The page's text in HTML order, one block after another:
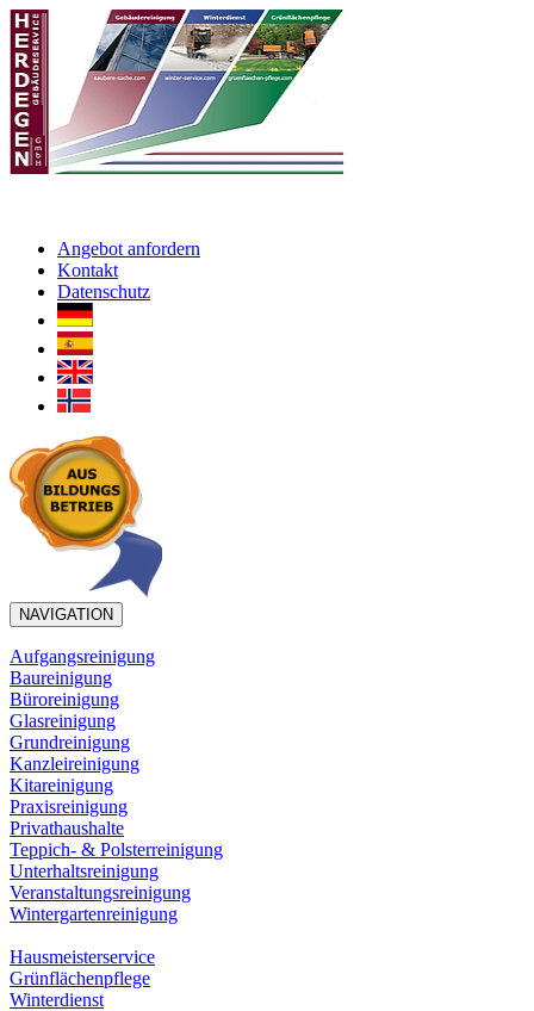
Angebot anfordern
Kontakt
Datenschutz
NAVIGATION
Aufgangsreinigung
Baureinigung
Büroreinigung
Glasreinigung
Grundreinigung
Kanzleireinigung
Kitareinigung
Praxisreinigung
Privathaushalte
Teppich- & Polsterreinigung
Unterhaltsreinigung
Veranstaltungsreinigung
Wintergartenreinigung
Hausmeisterservice
Grünflächenpflege
Winterdienst